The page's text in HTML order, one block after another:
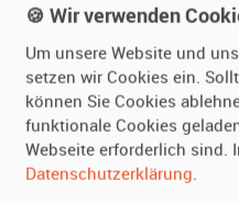
Kundenmeinungen
Vermieten
Oldtimer anmelden
Fotos senden
Fragen für Vermieter
🍪 Wir verwenden
Um unsere Website und
setzen wir Cookies ein.
können Sie Cookies
funktionale Cookies
Webseite erforderlich sind.
Datenschutzerklärung.